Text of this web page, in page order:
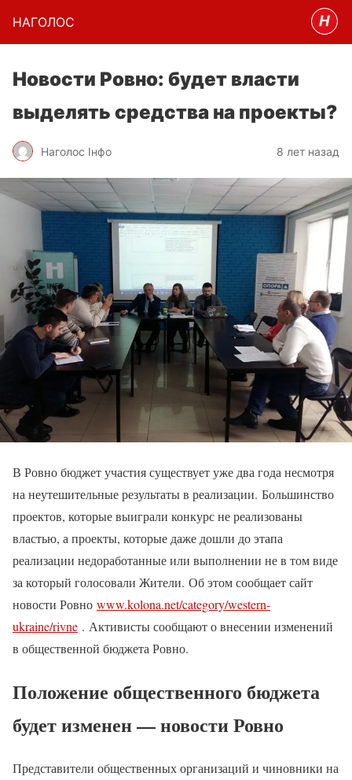
НАГОЛОC
Новости Ровно: будет власти
выделять средства на проекты?
Наголос Інфо 8 лет назад
В Ровно бюджет участия существует уже два года несмотря
на неутешительные результаты в реализации. Большинство
проектов, которые выиграли конкурс не реализованы
властью, а проекты, которые даже дошли до этапа
реализации недоработанные или выполнении не в том виде
за который голосовали Жители. Об этом сообщает сайт
новости Ровно www.kolona.net/category/western-
ukraine/rivne . Активисты сообщают о внесении изменений
в общественной бюджета Ровно.
Положение общественного бюджета
будет изменен — ​​новости Ровно
Представители общественных организаций и чиновники на